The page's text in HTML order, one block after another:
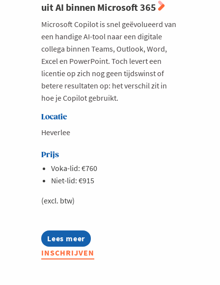
uit AI binnen Microsoft 365
Microsoft Copilot is snel geëvolueerd van
een handige AI-tool naar een digitale
collega binnen Teams, Outlook, Word,
Excel en PowerPoint. Toch levert een
licentie op zich nog geen tijdswinst of
betere resultaten op: het verschil zit in
hoe je Copilot gebruikt.
Locatie
Heverlee
Prijs
Voka-lid: €760
Niet-lid: €915
(excl. btw)
Lees meer
about
Microsoft
Copilot
INSCHRIJVEN